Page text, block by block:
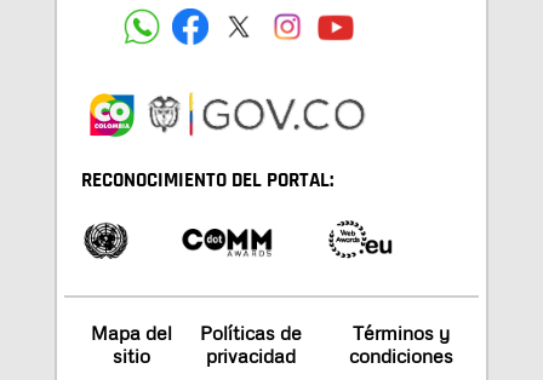
RECONOCIMIENTO DEL PORTAL:
Mapa del
sitio
Políticas de
privacidad
Términos y
condiciones